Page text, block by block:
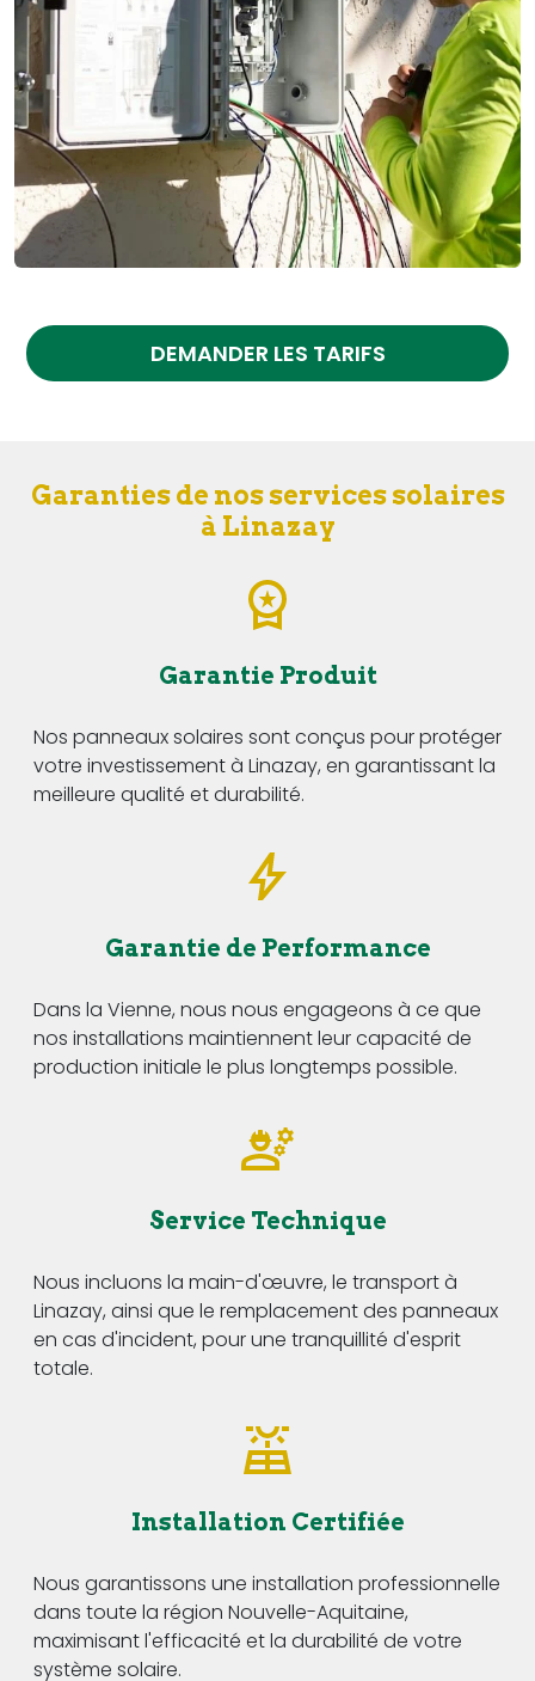
DEMANDER LES TARIFS
Garanties de nos services solaires
à Linazay
Garantie Produit
Nos panneaux solaires sont conçus pour protéger
votre investissement à Linazay, en garantissant la
meilleure qualité et durabilité.
Garantie de Performance
Dans la Vienne, nous nous engageons à ce que
nos installations maintiennent leur capacité de
production initiale le plus longtemps possible.
Service Technique
Nous incluons la main-d'œuvre, le transport à
Linazay, ainsi que le remplacement des panneaux
en cas d'incident, pour une tranquillité d'esprit
totale.
Installation Certifiée
Nous garantissons une installation professionnelle
dans toute la région Nouvelle-Aquitaine,
maximisant l'efficacité et la durabilité de votre
système solaire.